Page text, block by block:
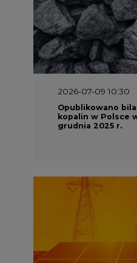
2026-07-09 10:30
Opublikowano
kopalin w Polsce
grudnia 2025 r.